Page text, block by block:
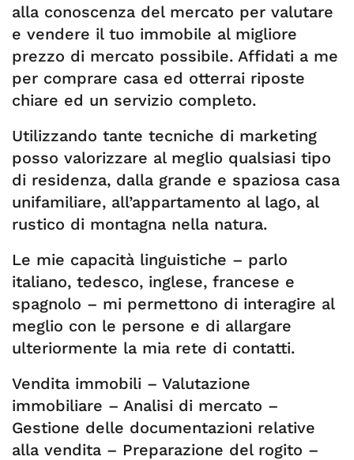
alla conoscenza del mercato per valutare
e vendere il tuo immobile al migliore
prezzo di mercato possibile. Affidati a me
per comprare casa ed otterrai riposte
chiare ed un servizio completo.
Utilizzando tante tecniche di marketing
posso valorizzare al meglio qualsiasi tipo
di residenza, dalla grande e spaziosa casa
unifamiliare, all’appartamento al lago, al
rustico di montagna nella natura.
Le mie capacità linguistiche – parlo
italiano, tedesco, inglese, francese e
spagnolo – mi permettono di interagire al
meglio con le persone e di allargare
ulteriormente la mia rete di contatti.
Vendita immobili – Valutazione
immobiliare – Analisi di mercato –
Gestione delle documentazioni relative
alla vendita – Preparazione del rogito –